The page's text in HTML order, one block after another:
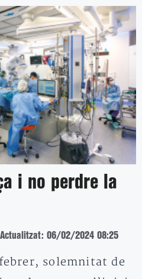
i no perdre la
Actualitzat: 06/02/2024 08:25
solemnitat de